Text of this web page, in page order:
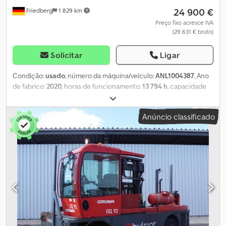
Friedberg 1 829 km 24 900 €
Preço fixo acresce IVA
(29 631 € bruto)
Solicitar Ligar
Condição:usado, número da máquina/veículo:ANL1004387, Ano
de fabrico:2020, horas de funcionamento:13 794 h, capacidade
, altura de elevação:
1 900 mm, centro de carga:700 mm, tipo de mastro:duplex,
largura do suporte de garfos:
, comprimento do garfo:
1 200 mm, dimensão do pneu dianteiro:355/65-15, tamanho do
pneu traseiro:
355/65-15, peso em vazio:
, comprimento total:4 950 mm , largura total:
diesel, - Veículo: Dupla hidráulica auxiliar - Mastro:
Dupla hidráulica auxiliar - Dispositivo de ajuste dos garfos,
integrado sem deslocamento lateral - Outro implemento: tesoura
de carga integrada com ajuste de garfos - Cabine fechada com
portas corrediças - Aquecimento - Filtro de partículas integrado
com AdBlue - 4 x faróis de trabalho LED frontais - Sistema de
iluminação com luzes de presença e circulação, luzes de freio e
Anúncio classificado